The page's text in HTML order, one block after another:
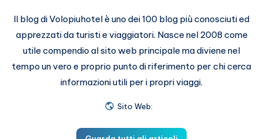
Il blog di Volopiuhotel è uno dei 100 blog più conosciuti ed
apprezzati da turisti e viaggiatori. Nasce nel 2008 come
utile compendio al sito web principale ma diviene nel
tempo un vero e proprio punto di riferimento per chi cerca
informazioni utili per i propri viaggi.
Sito Web: